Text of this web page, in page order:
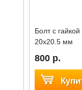
Болт с
20x20.5 мм
800 р.